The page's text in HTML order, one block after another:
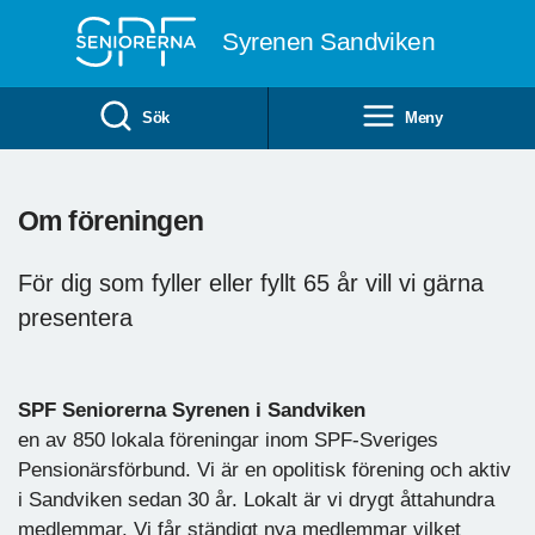
Syrenen Sandviken
Sök Meny
Om föreningen
För dig som fyller eller fyllt 65 år vill vi gärna
presentera
SPF Seniorerna Syrenen i Sandviken
en av 850 lokala föreningar inom SPF-Sveriges
Pensionärsförbund. Vi är en opolitisk förening och aktiv
i Sandviken sedan 30 år. Lokalt är vi drygt åttahundra
medlemmar. Vi får ständigt nya medlemmar vilket